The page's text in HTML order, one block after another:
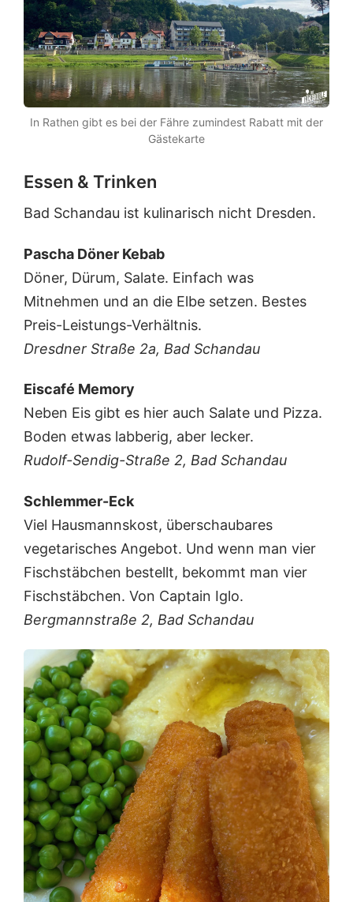
In Rathen gibt es bei der Fähre zumindest Rabatt mit der
Gästekarte
Essen & Trinken
Bad Schandau ist kulinarisch nicht Dresden.
Pascha Döner Kebab
Döner, Dürum, Salate. Einfach was
Mitnehmen und an die Elbe setzen. Bestes
Preis-Leistungs-Verhältnis.
Dresdner Straße 2a, Bad Schandau
Eiscafé Memory
Neben Eis gibt es hier auch Salate und Pizza.
Boden etwas labberig, aber lecker.
Rudolf-Sendig-Straße 2, Bad Schandau
Schlemmer-Eck
Viel Hausmannskost, überschaubares
vegetarisches Angebot. Und wenn man vier
Fischstäbchen bestellt, bekommt man vier
Fischstäbchen. Von Captain Iglo.
Bergmannstraße 2, Bad Schandau